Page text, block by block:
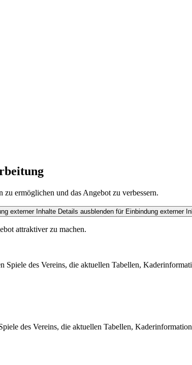
ermöglichen und das Angebot zu verbessern.
externer Inhalte Details ausblenden für Einbindung externer
attraktiver zu machen.
Spiele des Vereins, die aktuellen Tabellen,
des Vereins, die aktuellen Tabellen,